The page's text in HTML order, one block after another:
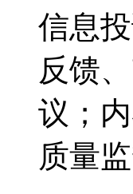
信息
反馈
议；
质量